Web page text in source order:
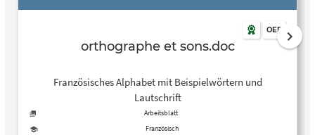
OER
orthographe et sons.doc
Französisches Alphabet mit Beispielwörtern und
Lautschrift
Arbeitsblatt
Französisch